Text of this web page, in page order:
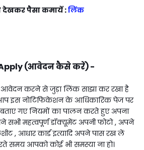
देखकर पैसा कमायें :लिंक
Apply (आवेदन कैसे करें) -
करने से जुड़ा लिंक साझा कर रखा है
इस नोटिफिकेशन के आधिकारिक पेज पर
गए नियमों का पालन करते हुए अपना
महत्वपूर्ण डॉक्यूमेंट अपनी फोटो , अपने
, आधार कार्ड इत्यादि अपने पास रख लें
समय आपको कोई भी समस्या ना हो।